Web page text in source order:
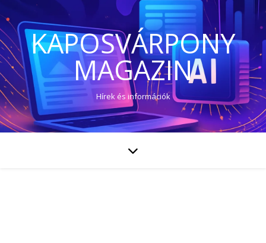
KAPOSVÁRPONY
MAGAZIN
Hírek és információk